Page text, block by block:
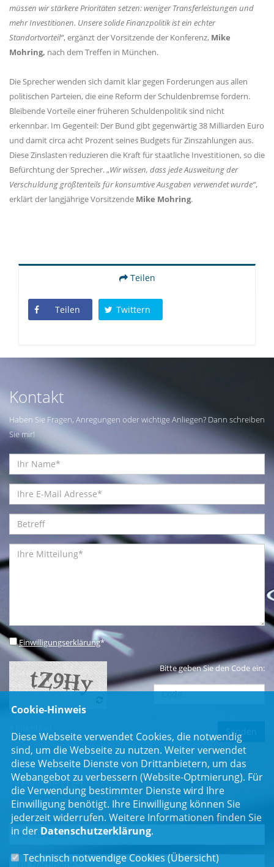
müssen wir stärkere Prioritäten setzen: weniger Transferleistungen und
mehr Investitionen. Unsere solide Finanzpolitik ist ein echter
Standortvorteil“, ergänzt der Vorsitzende der Konferenz, Mike
Mohring, nach dem Treffen in München.
Die Sprecher wenden sich damit klar gegen Forderungen aus allen
politischen Parteien, die eine Reform der Schuldenbremse fordern.
Bleibende Vorteile einer früheren Schuldenpolitik sind nicht
erkennbar. Im Gegenteil: Der Bund gibt gegenwärtig 38 Milliarden Euro
und damit circa acht Prozent seines Budgets für Zinszahlungen aus.
Diese Zinslasten reduzieren die Kraft für staatliche Investitionen, so die
Befürchtung der Sprecher.Wir wissen, dass jede Ausweitung der
Verschuldung größtenteils für konsumtive Ausgaben verwendet wurde“,
erklärt der langjährige Vorsitzende Mike Mohring.
Teilen
Teilen Twittern
Kontakt
Haben Sie Fragen, Anregungen oder wichtige Anliegen? Dann schreiben
Sie mir!
Einwilligungserklärung*
Bitte geben Sie den Code ein:
Newsletter
Erhalten Sie Neuigkeiten aus dem Landtag und der Region.
Cookie-Hinweis
Diese Webseite verwendet Cookies, die notwendig
sind, um die Webseite zu nutzen. Weiter verwendet
diese Webseite Dienste von Drittanbietern, um das
Webangebot zu verbessern (Website-Optmierung). Für
die Verwendung bestimmter Dienste wird Ihre
Einwilligung benötigt. Ihre Einwilligung können Sie
jederzeit widerrufen. Weitere Informationen finden Sie
in der Datenschutzerklärung.
Technisch notwendige Cookies (Übersicht)